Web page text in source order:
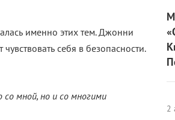
именно этих тем. Джонни
себя в безопасности.
со мной, но и со многими
2